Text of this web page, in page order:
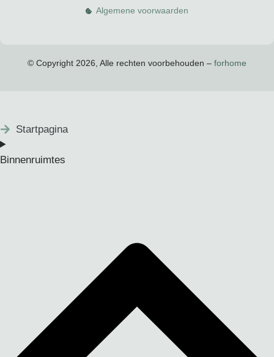
Algemene voorwaarden
© Copyright 2026, Alle rechten voorbehouden – forhome
Startpagina
Binnenruimtes